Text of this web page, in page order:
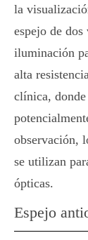
la
espejo de
iluminación
alta
clínica,
observación,
se utilizan
ópticas.
Espejo